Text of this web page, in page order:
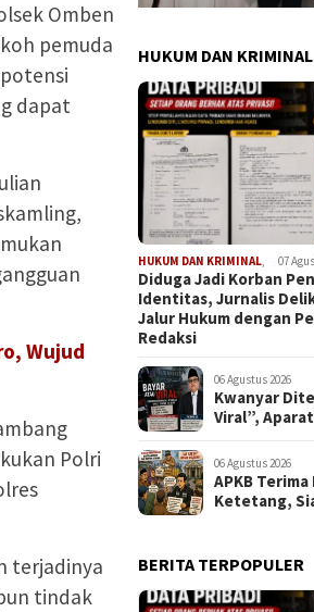
Omben
pemuda
dapat
Wujud
Polri
terjadinya
tindak
HUKUM DAN KRIMINAL
HUKUM DAN KRIMINAL, 07
Diduga Jadi Korban
Identitas, Jurnalis
Jalur Hukum dengan
Redaksi
06 Agustus 2026
Kwanyar
Viral”,
06 Agustus 2026
APKB
Ketetang,
BERITA TERPOPULER